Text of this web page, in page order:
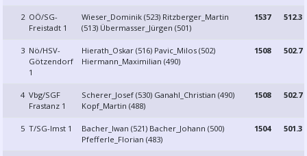
2 OÖ/SG-
Freistadt 1
Wieser_Dominik (523) Ritzberger_Martin
(513) Übermasser_Jürgen (501)
1537 512.3
3 Nö/HSV-
Götzendorf
1
Hierath_Oskar (516) Pavic_Milos (502)
Hiermann_Maximilian (490)
1508 502.7
4 Vbg/SGF
Frastanz 1
Scherer_Josef (530) Ganahl_Christian (490)
Kopf_Martin (488)
1508 502.7
5 T/SG-Imst 1
Bacher_Iwan (521) Bacher_Johann (500)
Pfefferle_Florian (483)
1504 501.3